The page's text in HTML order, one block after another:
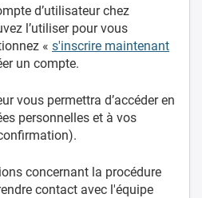
d’utilisateur chez
l’utiliser pour vous
« s'inscrire maintenant
un compte.
vous permettra d’accéder en
personnelles et à vos
concernant la procédure
contact avec l'équipe